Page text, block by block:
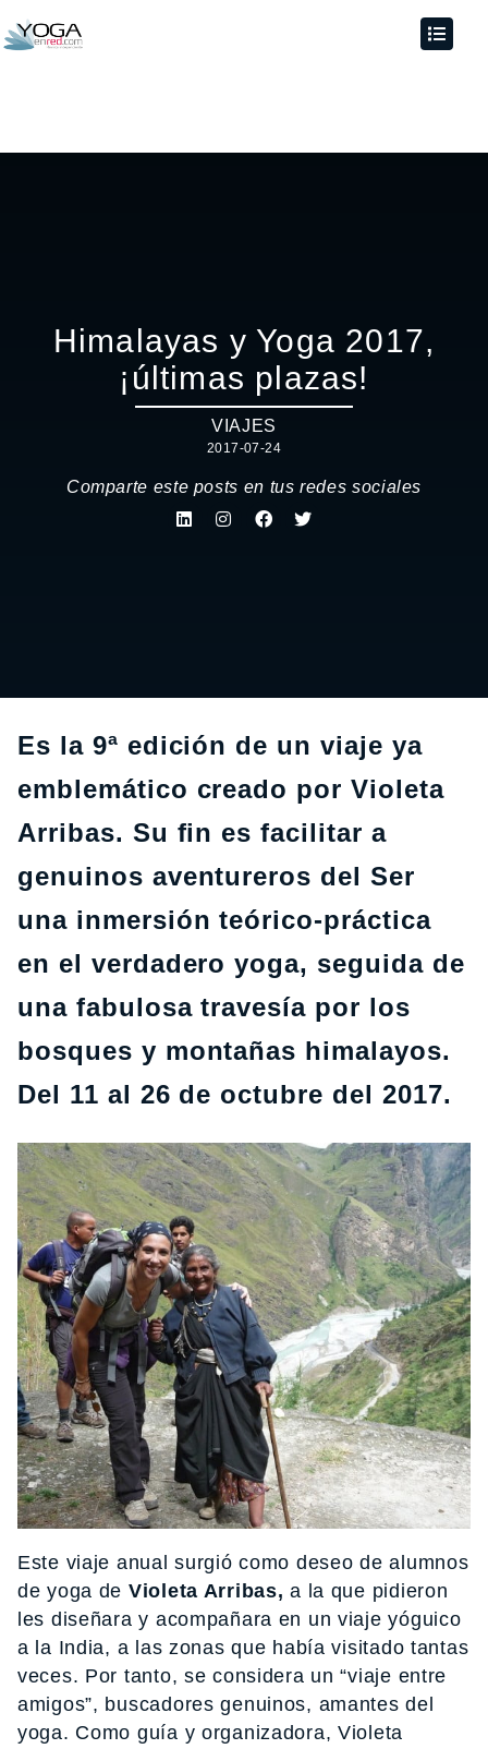
Himalayas y Yoga 2017,
¡últimas plazas!
VIAJES
2017-07-24
Comparte este posts en tus redes sociales
Es la 9ª edición de un viaje ya
emblemático creado por Violeta
Arribas. Su fin es facilitar a
genuinos aventureros del Ser
una inmersión teórico-práctica
en el verdadero yoga, seguida de
una fabulosa travesía por los
bosques y montañas himalayos.
Del 11 al 26 de octubre del 2017.
Este viaje anual surgió como deseo de alumnos
de yoga de Violeta Arribas, a la que pidieron
les diseñara y acompañara en un viaje yóguico
a la India, a las zonas que había visitado tantas
veces. Por tanto, se considera un “viaje entre
amigos”, buscadores genuinos, amantes del
yoga. Como guía y organizadora, Violeta